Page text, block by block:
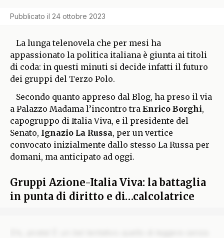
Pubblicato il 24 ottobre 2023
La lunga telenovela che per mesi ha
appassionato la politica italiana è giunta ai titoli
di coda: in questi minuti si decide infatti il futuro
dei gruppi del Terzo Polo.
Secondo quanto appreso dal Blog, ha preso il via
a Palazzo Madama l’incontro tra Enrico Borghi,
capogruppo di Italia Viva, e il presidente del
Senato, Ignazio La Russa, per un vertice
convocato inizialmente dallo stesso La Russa per
domani, ma anticipato ad oggi.
Gruppi Azione-Italia Viva: la battaglia
in punta di diritto e di…calcolatrice